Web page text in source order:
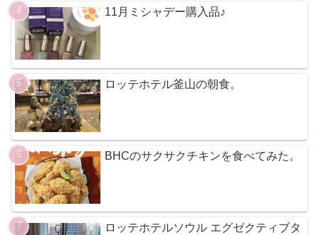
11月ミシャデー購入品♪
ロッテホテル釜山の朝食。
BHCのサクサクチキンを食べてみた。
ロッテホテルソウル エグゼクティブタ